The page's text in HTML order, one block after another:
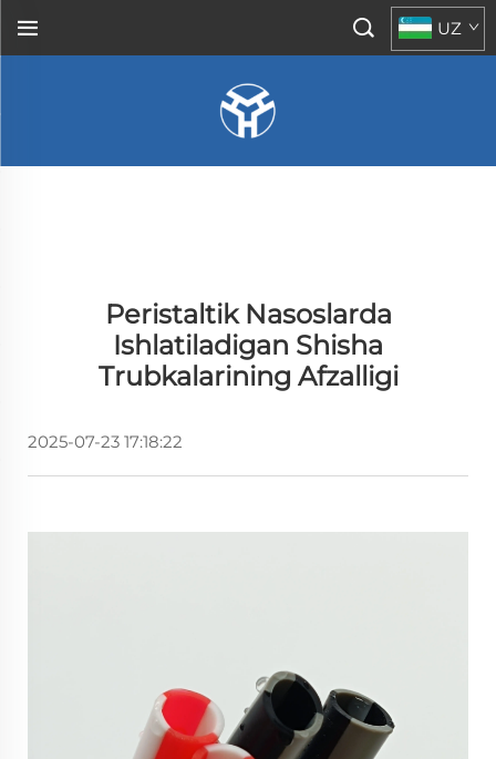
UZ
Peristaltik Nasoslarda
Ishlatiladigan Shisha
Trubkalarining Afzalligi
2025-07-23 17:18:22